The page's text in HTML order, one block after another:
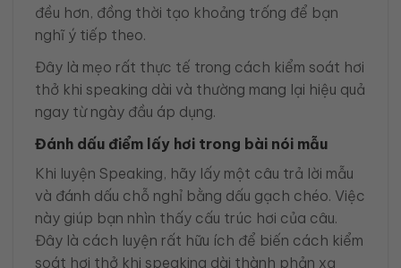
đều hơn, đồng thời tạo khoảng trống để bạn
nghĩ ý tiếp theo.
Đây là mẹo rất thực tế trong cách kiểm soát hơi
thở khi speaking dài và thường mang lại hiệu quả
ngay từ ngày đầu áp dụng.
Đánh dấu điểm lấy hơi trong bài nói mẫu
Khi luyện Speaking, hãy lấy một câu trả lời mẫu
và đánh dấu chỗ nghỉ bằng dấu gạch chéo. Việc
này giúp bạn nhìn thấy cấu trúc hơi của câu.
Đây là cách luyện rất hữu ích để biến cách kiểm
soát hơi thở khi speaking dài thành phản xạ